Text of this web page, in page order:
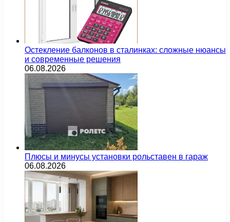
Остекление балконов в сталинках: сложные нюансы
и современные решения
06.08.2026
Плюсы и минусы установки рольставен в гараж
06.08.2026